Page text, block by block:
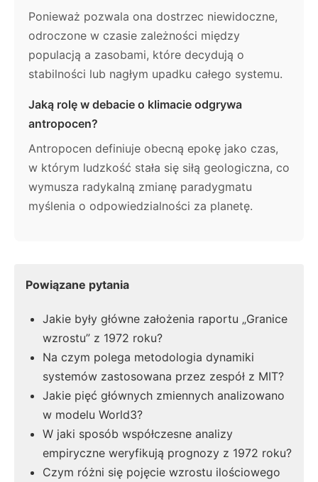
Ponieważ pozwala ona dostrzec niewidoczne,
odroczone w czasie zależności między
populacją a zasobami, które decydują o
stabilności lub nagłym upadku całego systemu.
Jaką rolę w debacie o klimacie odgrywa
antropocen?
Antropocen definiuje obecną epokę jako czas,
w którym ludzkość stała się siłą geologiczna, co
wymusza radykalną zmianę paradygmatu
myślenia o odpowiedzialności za planetę.
Powiązane pytania
Jakie były główne założenia raportu „Granice
wzrostu” z 1972 roku?
Na czym polega metodologia dynamiki
systemów zastosowana przez zespół z MIT?
Jakie pięć głównych zmiennych analizowano
w modelu World3?
W jaki sposób współczesne analizy
empiryczne weryfikują prognozy z 1972 roku?
Czym różni się pojęcie wzrostu ilościowego